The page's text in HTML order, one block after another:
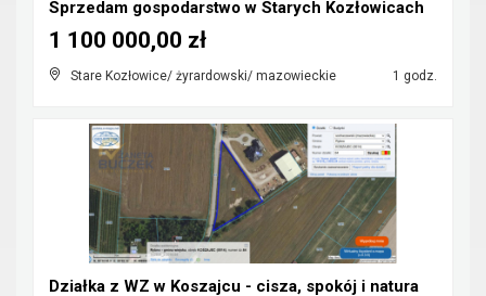
Sprzedam gospodarstwo w Starych Kozłowicach
Stare Kozłowice/ żyrardowski/ mazowieckie 1 godz.
1 100 000,00 zł
Działka z WZ w Koszajcu - cisza, spokój i natura